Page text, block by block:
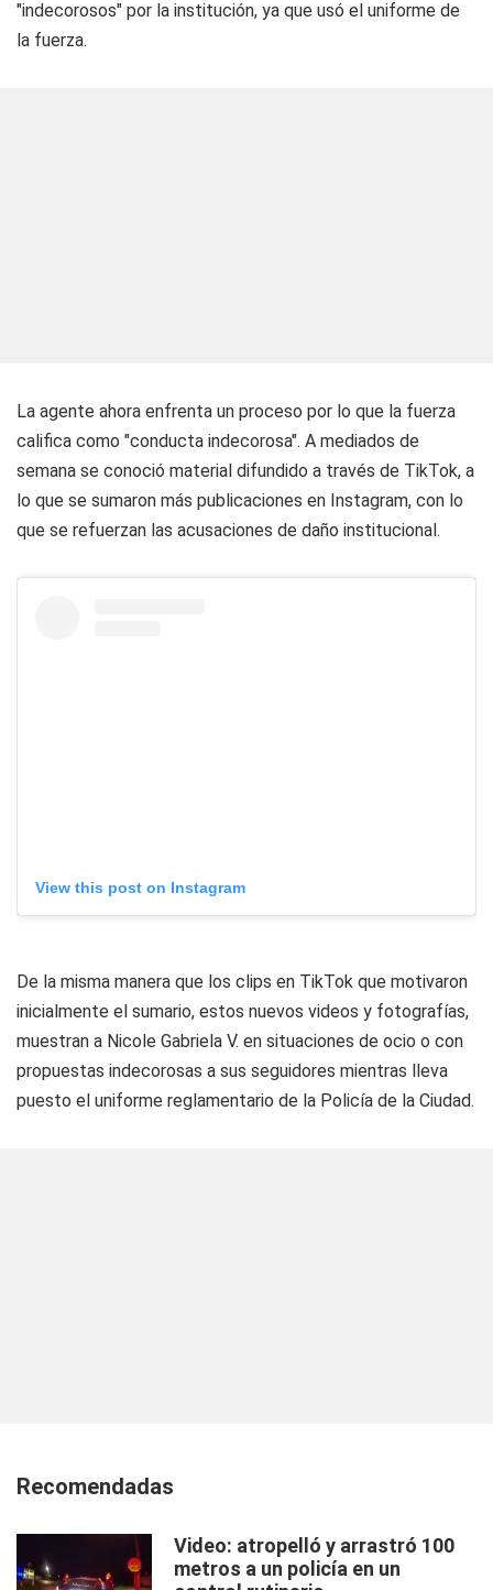
"indecorosos" por la institución, ya que usó el uniforme de
la fuerza.
La agente ahora enfrenta un proceso por lo que la fuerza
califica como "conducta indecorosa". A mediados de
semana se conoció material difundido a través de TikTok, a
lo que se sumaron más publicaciones en Instagram, con lo
que se refuerzan las acusaciones de daño institucional.
View this post on Instagram
De la misma manera que los clips en TikTok que motivaron
inicialmente el sumario, estos nuevos videos y fotografías,
muestran a Nicole Gabriela V. en situaciones de ocio o con
propuestas indecorosas a sus seguidores mientras lleva
puesto el uniforme reglamentario de la Policía de la Ciudad.
Recomendadas
Video: atropelló y arrastró 100
metros a un policía en un